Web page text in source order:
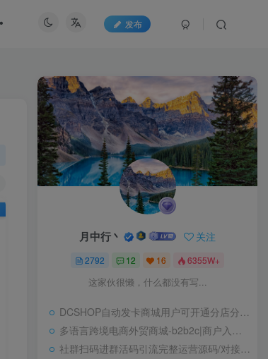
发布
月中行丶 关注
2792 12 16 6355W+
这家伙很懒，什么都没有写...
DCSHOP自动发卡商城用户可开通分店分销，支持实物发货，自带博客功能
多语言跨境电商外贸商城-b2b2c|商户入驻|随机物流|信用分|平台代发
社群扫码进群活码引流完整运营源码/对接免签约支付接口/推广正常绑定下级